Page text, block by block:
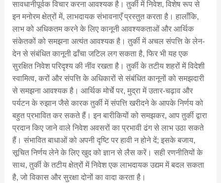
सावधानीपूर्वक विचार करना आवश्यक है। तुर्की में निवेश, विशेष रूप से
इन मनोरम क्षेत्रों में, लाभदायक संभावनाएँ प्रस्तुत करता है। हालाँकि,
लाभ को अधिकतम करने के लिए कानूनी आवश्यकताओं और आर्थिक
संकेतकों को समझना अत्यंत आवश्यक है। तुर्की में अचल संपत्ति के लेन-
देन से संबंधित कानूनी ढाँचा जटिल लग सकता है, फिर भी यह एक
सुरक्षित निवेश परिदृश्य की नींव रखता है। तुर्की के तटीय शहरों में विदेशी
स्वामित्व, करों और संपत्ति के अधिकारों से संबंधित कानूनों को समझदारी
से समझना आवश्यक है। आर्थिक मोर्चे पर, मुद्रा में उतार-चढ़ाव और
पर्यटन के रुझान जैसे कारक तुर्की में संपत्ति खरीदने के आपके निर्णय को
बहुत प्रभावित कर सकते हैं। इन बारीकियों को समझकर, आप तुर्की द्वारा
प्रदान किए जाने वाले निवेश अवसरों का प्रभावी ढंग से लाभ उठा सकते
हैं। संभावित बाधाओं को अपनी दृष्टि पर हावी न होने दें; इसके बजाय,
सूचित निर्णय लेने के लिए खुद को ज्ञान से लैस करें। सही रणनीतियों के
साथ, तुर्की के तटीय क्षेत्रों में निवेश एक लाभदायक उद्यम में बदल सकता
है, जो विकास और सुरक्षा दोनों का वादा करता है।